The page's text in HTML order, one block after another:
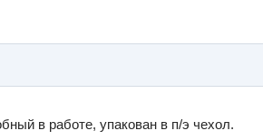
в работе, упакован в п/э чехол.